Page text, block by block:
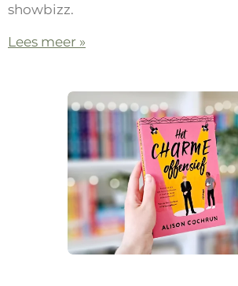
showbizz.
Lees meer »